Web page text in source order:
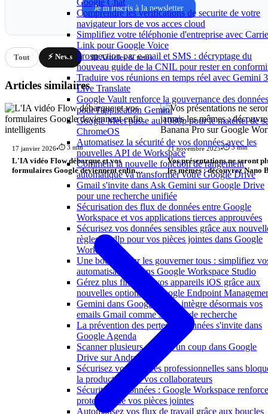
Google Chat
Comprendre les verifications de securite de votre
navigateur lors de vos acces cloud
Simplifiez votre téléphonie d'entreprise avec
Link pour Google Voice
Prospection par e-mail et SMS : décryptage du
nouveau guide de la CNIL pour rester en
Traduire vos réunions en temps réel avec Gemini
Live Translate
Google Vault renforce la gouvernance des données
pour l'application Gemini
Google Meet passe au 1080p pour le matériel de
ChromeOS
Automatisez la sécurité de vos données avec les
nouvelles API de Workspace
Comment la nouvelle fonction de rangement
automatique va transformer votre Google Drive
Gmail s'invite dans Ask Gemini sur Google Drive
pour une recherche unifiée
Sécurisation des flux de données entre Google
Workspace et vos applications tierces approuvées
Sécurisez vos données sensibles grâce aux
règles de dlp pour vos pièces jointes dans Google
Workspace
Une boucle pour les gouverner tous : simplifiez
automatisations dans Google Workspace Studio
Gérez plus finement vos appareils iOS grâce aux
nouvelles options de Google Endpoint
Gemini dans Google Drive intègre désormais vos
emails Gmail comme sources de recherche
La prévention des pertes de données s'invite dans
Google Agenda
Scanner plusieurs pages d'un coup dans Google
Drive sur Android
Sécurisez vos données professionnelles sans
la productivité de vos collaborateurs
Sécurité des données : Google Workspace
protection de vos pièces jointes
Automatisez vos flux de travail grâce aux boucles
Je m'inscris à la newsletter
Tout ⚡ News 📖 Articles & tutos
Articles similaires
17 janvier 2026•⏱️ 3 min
L'IA vidéo Flow débarque et vos
formulaires Google deviennent enfin
21 novembre 2025•⏱️ 3 min
Vos présentations ne seront
les mêmes : découvrez Nano
sur Google Workspace